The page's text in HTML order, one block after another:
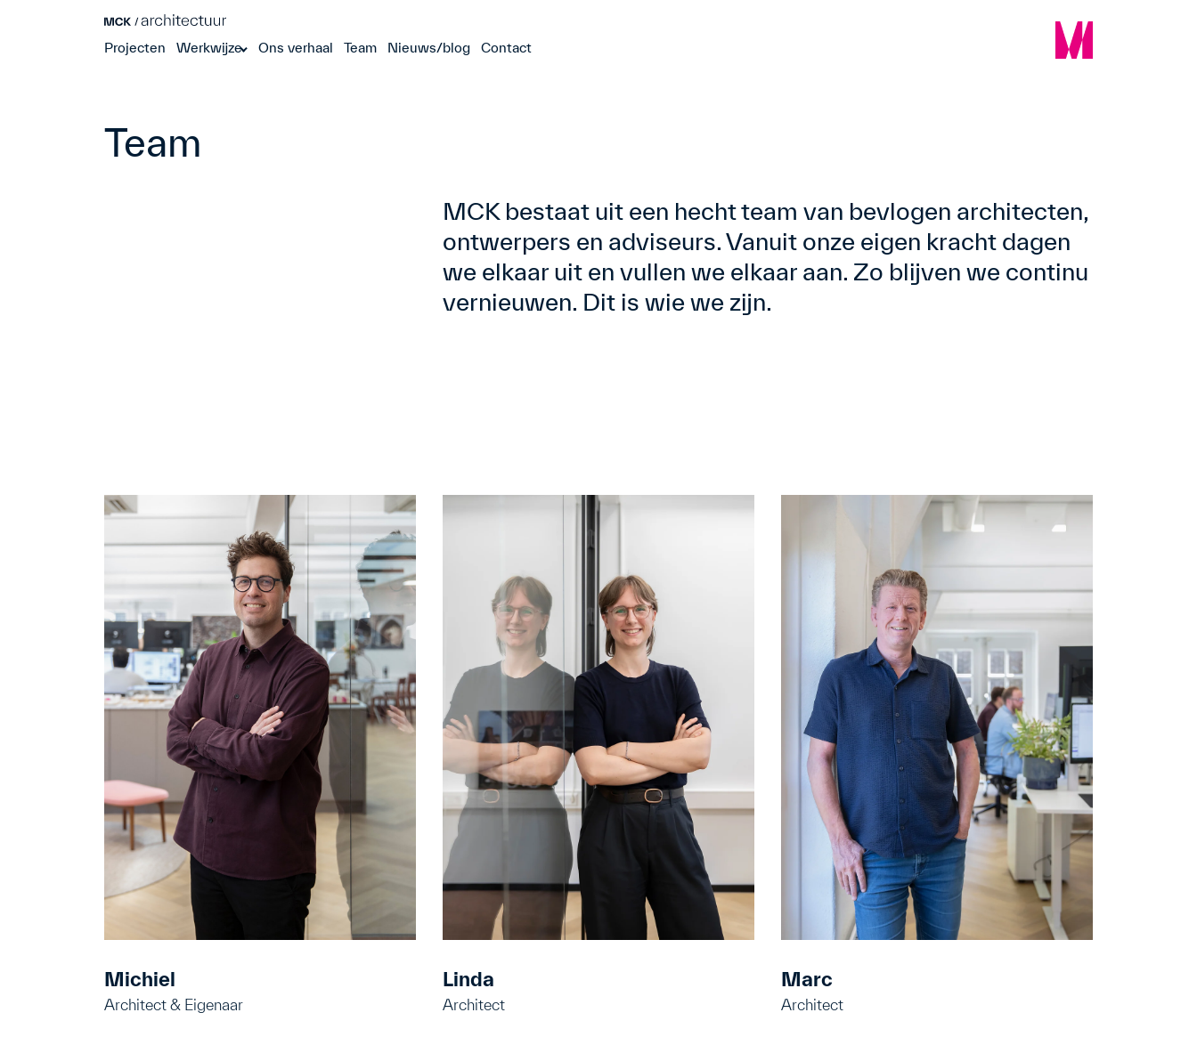
Projecten Werkwijze Ons verhaal Team Nieuws/blog Contact
Team
MCK bestaat uit een hecht team van bevlogen architecten,
ontwerpers en adviseurs. Vanuit onze eigen kracht dagen
we elkaar uit en vullen we elkaar aan. Zo blijven we continu
vernieuwen. Dit is wie we zijn.
Michiel
Architect & Eigenaar
Linda
Architect
Marc
Architect